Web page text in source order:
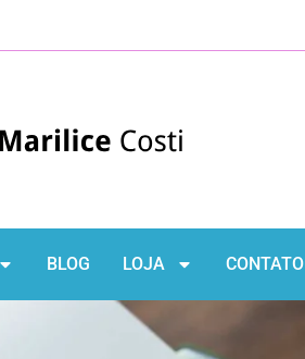
BLOG LOJA CONTATO